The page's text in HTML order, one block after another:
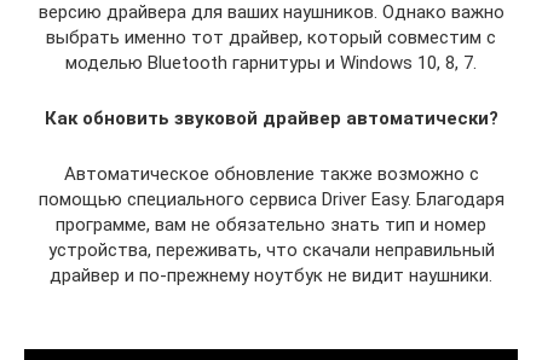
версию драйвера для ваших наушников. Однако важно
выбрать именно тот драйвер, который совместим с
моделью Bluetooth гарнитуры и Windows 10, 8, 7.
Как обновить звуковой драйвер автоматически?
Автоматическое обновление также возможно с
помощью специального сервиса Driver Easy. Благодаря
программе, вам не обязательно знать тип и номер
устройства, переживать, что скачали неправильный
драйвер и по-прежнему ноутбук не видит наушники.